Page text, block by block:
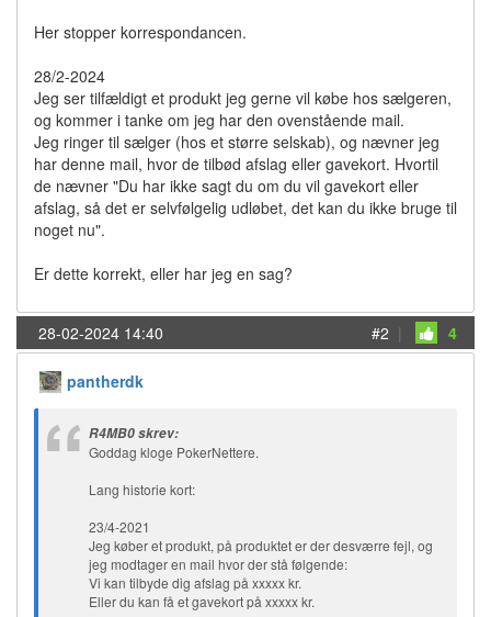
Her stopper korrespondancen.
28/2-2024
Jeg ser tilfældigt et produkt jeg gerne vil købe hos sælgeren,
og kommer i tanke om jeg har den ovenstående mail.
Jeg ringer til sælger (hos et større selskab), og nævner jeg
har denne mail, hvor de tilbød afslag eller gavekort. Hvortil
de nævner "Du har ikke sagt du om du vil gavekort eller
afslag, så det er selvfølgelig udløbet, det kan du ikke bruge til
noget nu".
Er dette korrekt, eller har jeg en sag?
28-02-2024 14:40 #2 | 4
pantherdk
R4MB0 skrev:
Goddag kloge PokerNettere.
Lang historie kort:
23/4-2021
Jeg køber et produkt, på produktet er der desværre fejl, og
jeg modtager en mail hvor der stå følgende:
Vi kan tilbyde dig afslag på xxxxx kr.
Eller du kan få et gavekort på xxxxx kr.